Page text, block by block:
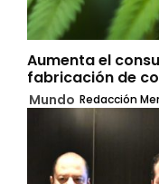
Aumenta el
fabricación de
Mundo Redacción